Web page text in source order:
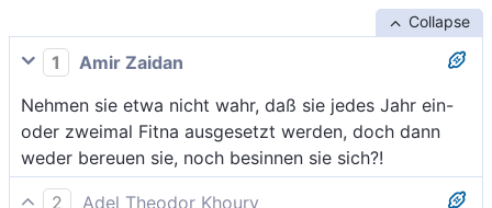
Collapse
1
Amir Zaidan
Nehmen sie etwa nicht wahr, daß sie jedes Jahr ein-
oder zweimal Fitna ausgesetzt werden, doch dann
weder bereuen sie, noch besinnen sie sich?!
2 Adel Theodor Khoury